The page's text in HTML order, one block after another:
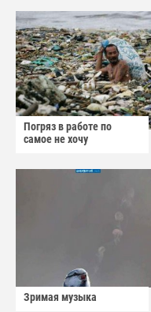
Погряз в работе по
самое не хочу
Зримая музыка